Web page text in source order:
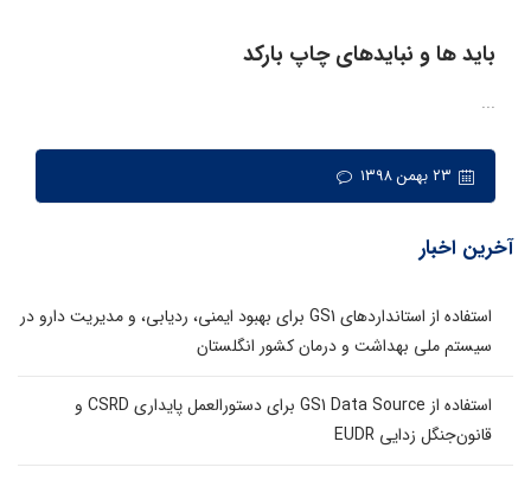
باید ها و نبایدهای چاپ بارکد
...
آخرین اخبار
استفاده از استانداردهای GS1 برای بهبود ایمنی، ردیابی، و مدیریت دارو در
سیستم ملی بهداشت و درمان کشور انگلستان
استفاده از GS1 Data Source برای دستورالعمل پایداری CSRD و
قانون‌جنگل زدایی EUDR